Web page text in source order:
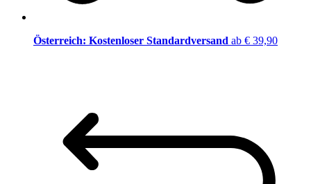
Österreich: Kostenloser Standardversand ab € 39,90